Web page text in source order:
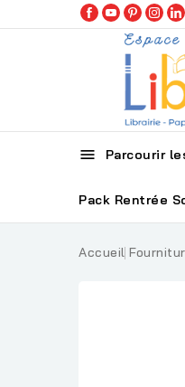
 Parcourir
Pack Rentrée
Accueil